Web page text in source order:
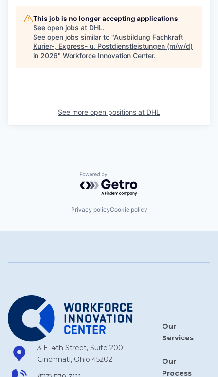
This job is no longer accepting applications
See open jobs at DHL.
See open jobs similar to "Ausbildung Fachkraft
Kurier-, Express- u. Postdienstleistungen (m/w/d)
in 2026" Workforce Innovation Center.
See more open positions at DHL
Powered by Getro.com
Privacy policyCookie policy
3 E. 4th Street, Suite 200
Cincinnati, Ohio 45202
Our
Services
Our
Process